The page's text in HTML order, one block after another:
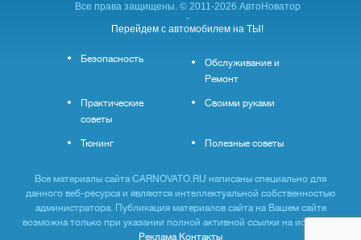
Все права защищены. © 2011-2026 АвтоНоватор
-
Перейдем с автомобилем на ТЫ!
Безопасность
Обслуживание и
Ремонт
Практические
советы
Своими руками
Тюнинг Полезные советы
Все материалы сайта CARNOVATO.RU написаны специально для
данного веб-ресурса и являются интеллектуальной собственностью
администратора. Публикация материалов сайта на Вашем сайте
возможна только при указании полной активной ссылки на источник.
Реклама Контакты